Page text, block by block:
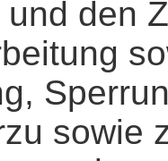
den
sowie